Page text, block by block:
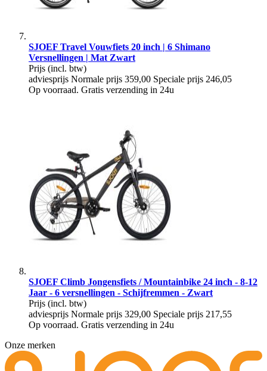
SJOEF Travel Vouwfiets 20 inch | 6 Shimano
Versnellingen | Mat Zwart
Prijs (incl. btw)
adviesprijs Normale prijs 359,00 Speciale prijs 246,05
Op voorraad. Gratis verzending in 24u
SJOEF Climb Jongensfiets / Mountainbike 24 inch - 8-12
Jaar - 6 versnellingen - Schijfremmen - Zwart
Prijs (incl. btw)
adviesprijs Normale prijs 329,00 Speciale prijs 217,55
Op voorraad. Gratis verzending in 24u
Onze merken